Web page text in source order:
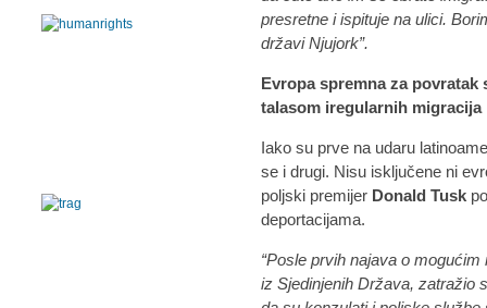
presretne i ispituje na ulici.
državi Njujork”.
Evropa spremna za
talasom iregularnih migracija
Iako su prve na udaru
se i drugi. Nisu isključene ni
poljski premijer Donald Tusk
deportacijama.
“Posle prvih najava o
iz Sjedinjenih Država, zatražio